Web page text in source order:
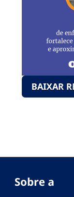
BAIXAR
Sobre a